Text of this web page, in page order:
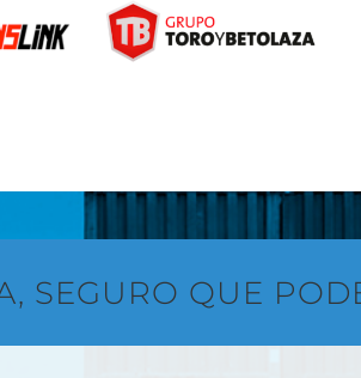
SEGURO QUE